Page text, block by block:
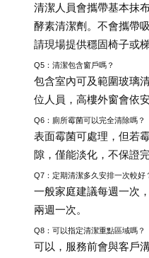
清潔人員會攜帶基本抹
酵素清潔劑。不會攜帶
請現場提供穩固椅子或梯
Q5：清潔包含窗戶嗎？
包含室內可及範圍玻璃
位人員，高樓外窗會依
Q6：廁所霉菌可以完全清除嗎？
表面霉菌可處理，但若
隙，僅能淡化，不保證完
Q7：定期清潔多久安排一次較好
一般家庭建議每週一次
兩週一次。
Q8：可以指定清潔重點區域嗎？
可以，服務前會與客戶